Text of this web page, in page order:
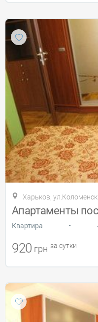
Харьков,
Апартаменты
Квартира •
920 грн за сутки